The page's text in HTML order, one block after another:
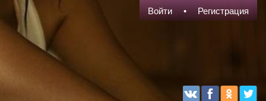
Войти Регистрация